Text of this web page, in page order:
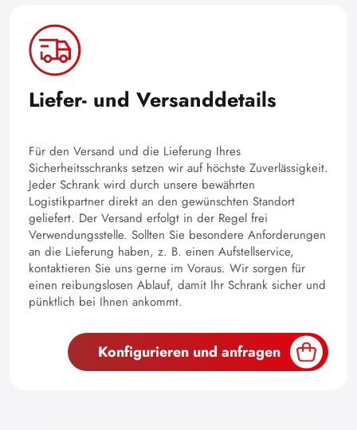
Liefer- und Versanddetails
Für den Versand und die Lieferung Ihres
Sicherheitsschranks setzen wir auf höchste Zuverlässigkeit.
Jeder Schrank wird durch unsere bewährten
Logistikpartner direkt an den gewünschten Standort
geliefert. Der Versand erfolgt in der Regel frei
Verwendungsstelle. Sollten Sie besondere Anforderungen
an die Lieferung haben, z. B. einen Aufstellservice,
kontaktieren Sie uns gerne im Voraus. Wir sorgen für
einen reibungslosen Ablauf, damit Ihr Schrank sicher und
pünktlich bei Ihnen ankommt.
Konfigurieren und anfragen